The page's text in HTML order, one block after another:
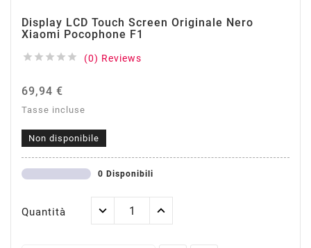
Display LCD Touch Screen Originale Nero
Xiaomi Pocophone F1
     (0) Reviews
69,94 €
Tasse incluse
Non disponibile
0 Disponibili
Quantità